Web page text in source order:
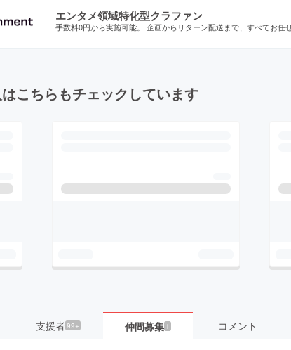
エンタメ領域特化型クラファン
手数料0円から実施可能。 企画からリターン配送まで、すべてお任
こちらもチェックしています
支援者99+ 仲間募集 1 コメント